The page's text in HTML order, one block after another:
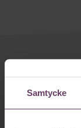
Samtycke
Villkor och
Sök
Håll
Våra